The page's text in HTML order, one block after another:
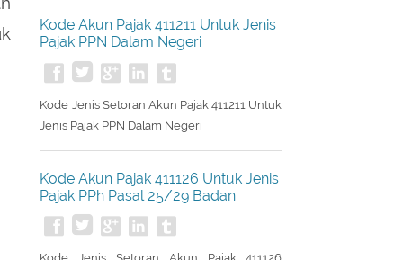
Kode Akun Pajak 411211 Untuk Jenis
Pajak PPN Dalam Negeri
Kode Jenis Setoran Akun Pajak 411211 Untuk
Jenis Pajak PPN Dalam Negeri
Kode Akun Pajak 411126 Untuk Jenis
Pajak PPh Pasal 25/29 Badan
Kode Jenis Setoran Akun Pajak 411126